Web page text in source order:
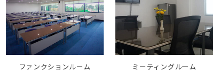
ファンクションルーム ミーティングルーム